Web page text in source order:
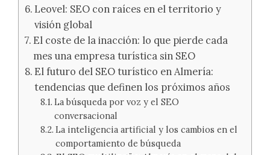
Leovel: SEO con raíces en el territorio y
visión global
El coste de la inacción: lo que pierde cada
mes una empresa turística sin SEO
El futuro del SEO turístico en Almería:
tendencias que definen los próximos años
La búsqueda por voz y el SEO
conversacional
La inteligencia artificial y los cambios en el
comportamiento de búsqueda